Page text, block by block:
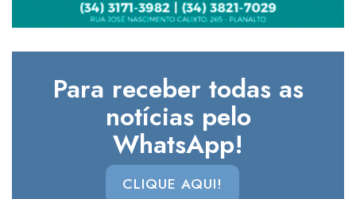
Para receber todas as
notícias pelo
WhatsApp!
CLIQUE AQUI!